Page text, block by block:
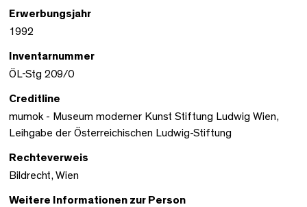
Erwerbungsjahr
1992
Inventarnummer
ÖL-Stg 209/0
Creditline
mumok - Museum moderner Kunst Stiftung Ludwig Wien,
Leihgabe der Österreichischen Ludwig-Stiftung
Rechteverweis
Bildrecht, Wien
Weitere Informationen zur Person